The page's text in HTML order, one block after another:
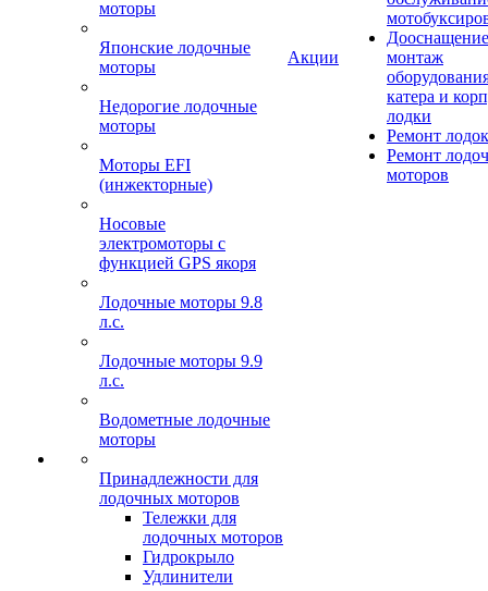
моторы
Японские лодочные
моторы
Недорогие лодочные
моторы
Моторы EFI
(инжекторные)
Носовые
электромоторы с
функцией GPS якоря
Лодочные моторы 9.8
л.с.
Лодочные моторы 9.9
л.с.
Водометные лодочные
моторы
Принадлежности для
лодочных моторов
Тележки для
лодочных моторов
Гидрокрыло
Удлинители
Акции
монтаж
катера и
лодки
Ремонт
Ремонт
моторов